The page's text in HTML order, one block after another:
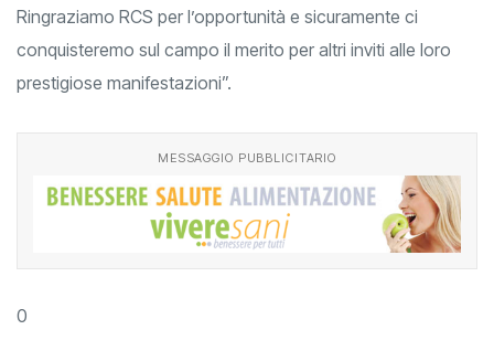
Ringraziamo RCS per l’opportunità e sicuramente ci
conquisteremo sul campo il merito per altri inviti alle loro
prestigiose manifestazioni”.
MESSAGGIO PUBBLICITARIO
0